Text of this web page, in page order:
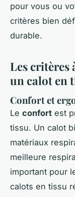
pour vous ou
critères bien
durable.
Les critères
un calot en
Confort et
Le confort est
tissu. Un calot
matériaux
meilleure
important pour
calots en tissu